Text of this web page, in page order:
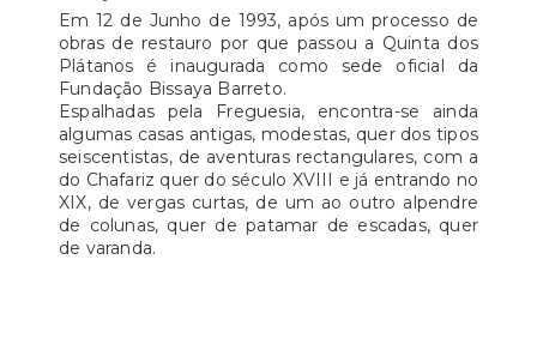
Em 12 de Junho de 1993, após um processo de
obras de restauro por que passou a Quinta dos
Plátanos é inaugurada como sede oficial da
Fundação Bissaya Barreto.
Espalhadas pela Freguesia, encontra-se ainda
algumas casas antigas, modestas, quer dos tipos
seiscentistas, de aventuras rectangulares, com a
do Chafariz quer do século XVIII e já entrando no
XIX, de vergas curtas, de um ao outro alpendre
de colunas, quer de patamar de escadas, quer
de varanda.